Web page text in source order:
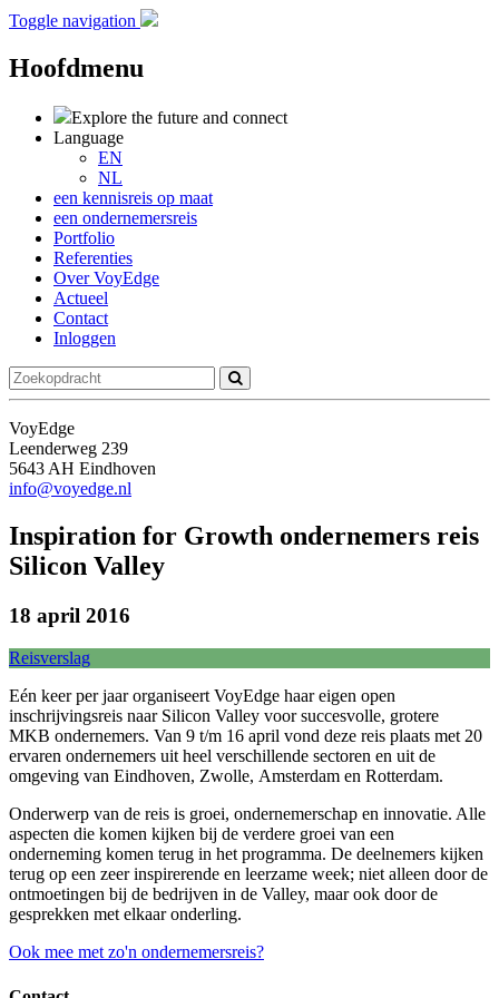
Toggle navigation
Hoofdmenu
Explore the future and connect
Language
EN
NL
een kennisreis op maat
een ondernemersreis
Portfolio
Referenties
Over VoyEdge
Actueel
Contact
Inloggen
VoyEdge
Leenderweg 239
5643 AH Eindhoven
info@voyedge.nl
Inspiration for Growth ondernemers reis
Silicon Valley
18 april 2016
Reisverslag
Eén keer per jaar organiseert VoyEdge haar eigen open
inschrijvingsreis naar Silicon Valley voor succesvolle, grotere
MKB ondernemers. Van 9 t/m 16 april vond deze reis plaats met 20
ervaren ondernemers uit heel verschillende sectoren en uit de
omgeving van Eindhoven, Zwolle, Amsterdam en Rotterdam.
Onderwerp van de reis is groei, ondernemerschap en innovatie. Alle
aspecten die komen kijken bij de verdere groei van een
onderneming komen terug in het programma. De deelnemers kijken
terug op een zeer inspirerende en leerzame week; niet alleen door de
ontmoetingen bij de bedrijven in de Valley, maar ook door de
gesprekken met elkaar onderling.
Ook mee met zo'n ondernemersreis?